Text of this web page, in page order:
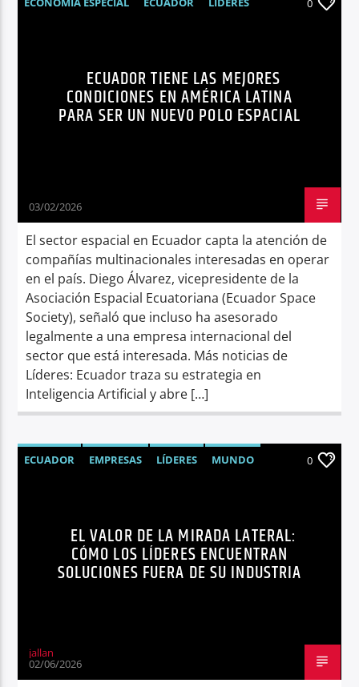
0
ECUADOR TIENE LAS MEJORES
CONDICIONES EN AMÉRICA LATINA
PARA SER UN NUEVO POLO ESPACIAL
03/02/2026
El sector espacial en Ecuador capta la atención de
compañías multinacionales interesadas en operar
en el país. Diego Álvarez, vicepresidente de la
Asociación Espacial Ecuatoriana (Ecuador Space
Society), señaló que incluso ha asesorado
legalmente a una empresa internacional del
sector que está interesada. Más noticias de
Líderes: Ecuador traza su estrategia en
Inteligencia Artificial y abre […]
ECUADOR EMPRESAS LÍDERES
MUNDO
0
EL VALOR DE LA MIRADA LATERAL:
CÓMO LOS LÍDERES ENCUENTRAN
SOLUCIONES FUERA DE SU INDUSTRIA
jallan
02/06/2026